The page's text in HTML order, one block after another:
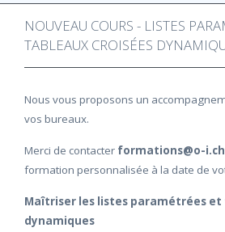
NOUVEAU COURS - LISTES
TABLEAUX CROISÉES
Nous vous proposons un
vos bureaux.
Merci de contacter formations@o-i.ch
formation personnalisée à la date de
Maîtriser les listes paramétrées et
dynamiques